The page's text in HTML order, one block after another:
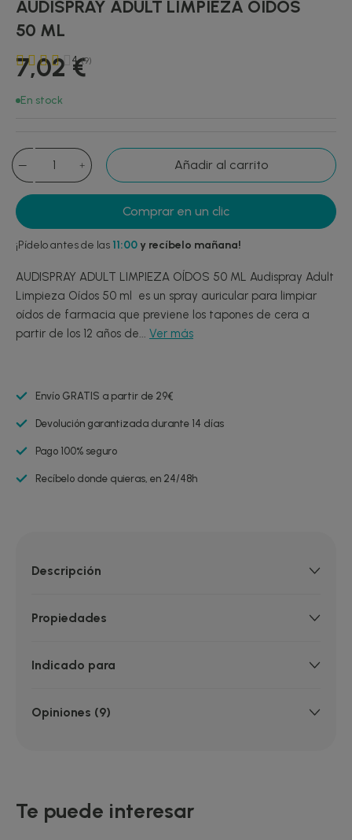
AUDISPRAY ADULT LIMPIEZA OIDOS
50 ML
7,02 €
4 (9)
En stock
Añadir al carrito
Comprar en un clic
¡Pídelo antes de las 11:00y recíbelo mañana!
AUDISPRAY ADULT LIMPIEZA OÍDOS 50 ML Audispray Adult
Limpieza Oídos 50 ml es un spray auricular para limpiar
oídos de farmacia que previene los tapones de cera a
partir de los 12 años de... Ver más
Envío GRATIS a partir de 29€
Devolución garantizada durante 14 días
Pago 100% seguro
Recíbelo donde quieras, en 24/48h
Descripción
Propiedades
Indicado para
Opiniones (9)
Te puede interesar